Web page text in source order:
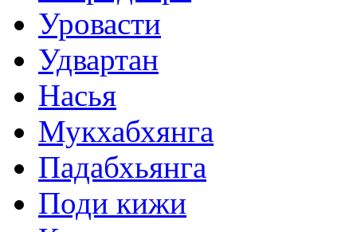
Уровасти
Удвартан
Насья
Мукхабхянга
Падабхьянга
Поди кижи